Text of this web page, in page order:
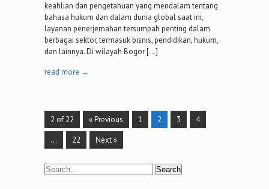
keahlian dan pengetahuan yang mendalam tentang
bahasa hukum dan dalam dunia global saat ini,
layanan penerjemahan tersumpah penting dalam
berbagai sektor, termasuk bisnis, pendidikan, hukum,
dan lainnya. Di wilayah Bogor […]
read more →
2 of 22 « Previous 1 2 3
4
…
22 Next »